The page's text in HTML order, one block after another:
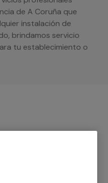
de A Coruña que
instalación de
brindamos servicio
tu establecimiento o
un servicio con
una solución
compromiso. Un